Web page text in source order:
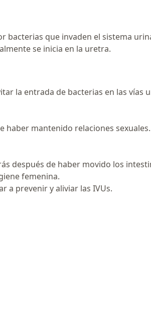
bacterias que invaden el sistema
se inicia en la uretra.
la entrada de bacterias en las vías
haber mantenido relaciones sexuales.
después de haber movido los
femenina.
a prevenir y aliviar las IVUs.